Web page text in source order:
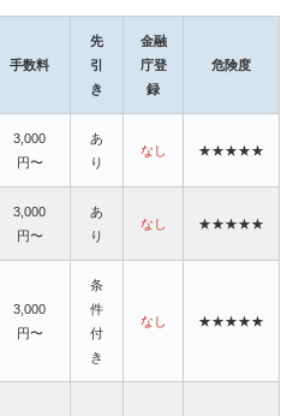
手数料
先
引
き
金融
庁登
録
危険度
3,000
円〜
あ
り
なし ★★★★★
3,000
円〜
あ
り
なし ★★★★★
3,000
円〜
条
件
付
き
なし ★★★★★